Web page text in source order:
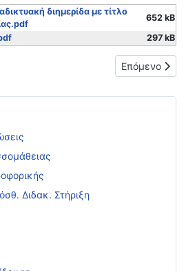
Διδακ. Στήριξη
διημερίδα με τίτλο
652 kB
297 kB
Ημερίδα ΣχολικούΕπόμενο
Επόμενο